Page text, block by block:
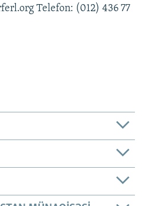
Telefon: (012) 436 77